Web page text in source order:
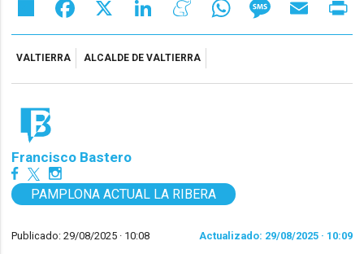
VALTIERRA ALCALDE DE VALTIERRA
Francisco Bastero
PAMPLONA ACTUAL LA RIBERA
Publicado: 29/08/2025 · 10:08 Actualizado: 29/08/2025 · 10:09